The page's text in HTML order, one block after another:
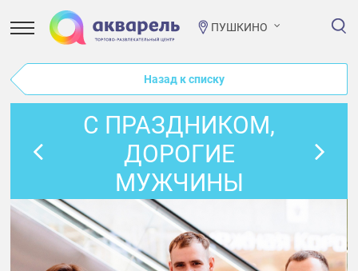
ПУШКИНО
Назад к списку
С ПРАЗДНИКОМ,
ДОРОГИЕ
МУЖЧИНЫ